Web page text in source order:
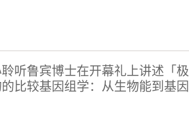
听鲁宾博士在开幕礼上讲述「极
比较基因组学：从生物能到基因